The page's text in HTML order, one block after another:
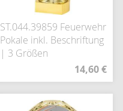
ST.044.39859 Feuerwehr
Pokale inkl. Beschriftung
| 3 Größen
14,60 €